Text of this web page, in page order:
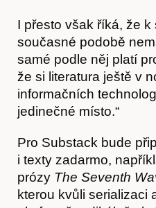
I přesto však říká, že
současné podobě
samé podle něj platí
že si literatura ještě v
informačních
jedinečné místo.“
Pro Substack bude
i texty zadarmo,
prózy The Seventh
kterou kvůli serializaci